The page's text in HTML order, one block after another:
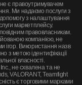
є правоутримувачем
Ми надаємо послуги з
допомогу з налаштування
маркетплейсу.
правовласникам.
компанією, не
ігор. Використання назв
з метою ідентифікації
власності.
не схвалена та не
VALORANT, Teamfight
є торговими марками